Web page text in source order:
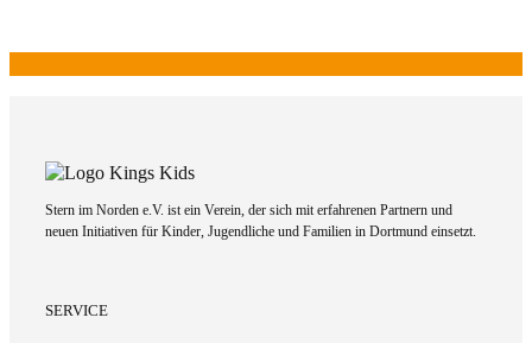
Stern im Norden e.V. ist ein Verein, der sich mit erfahrenen Partnern und
neuen Initiativen für Kinder, Jugendliche und Familien in Dortmund einsetzt.
SERVICE